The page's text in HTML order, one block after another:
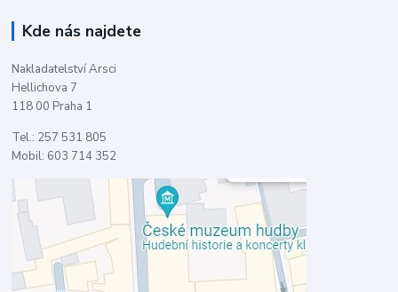
Kde nás najdete
Nakladatelství Arsci
Hellichova 7
118 00 Praha 1
Tel.: 257 531 805
Mobil: 603 714 352